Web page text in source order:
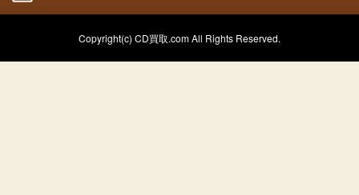
Copyright(c) CD買取.com All Rights Reserved.